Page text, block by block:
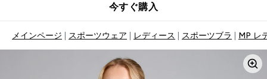
今すぐ購入
メインページ スポーツウェア レディース スポーツブラ MP レ